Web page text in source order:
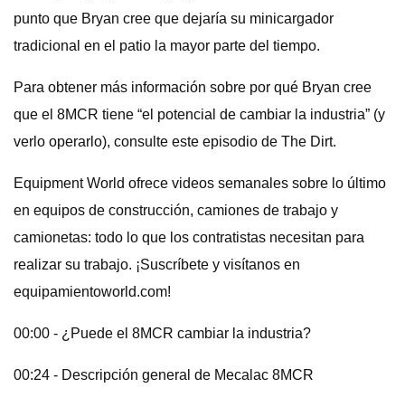
punto que Bryan cree que dejaría su minicargador
tradicional en el patio la mayor parte del tiempo.
Para obtener más información sobre por qué Bryan cree
que el 8MCR tiene “el potencial de cambiar la industria” (y
verlo operarlo), consulte este episodio de The Dirt.
Equipment World ofrece videos semanales sobre lo último
en equipos de construcción, camiones de trabajo y
camionetas: todo lo que los contratistas necesitan para
realizar su trabajo. ¡Suscríbete y visítanos en
equipamientoworld.com!
00:00 - ¿Puede el 8MCR cambiar la industria?
00:24 - Descripción general de Mecalac 8MCR